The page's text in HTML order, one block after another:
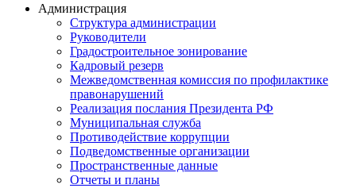
Администрация
Структура администрации
Руководители
Градостроительное зонирование
Кадровый резерв
Межведомственная комиссия по профилактике
правонарушений
Реализация послания Президента РФ
Муниципальная служба
Противодействие коррупции
Подведомственные организации
Пространственные данные
Отчеты и планы